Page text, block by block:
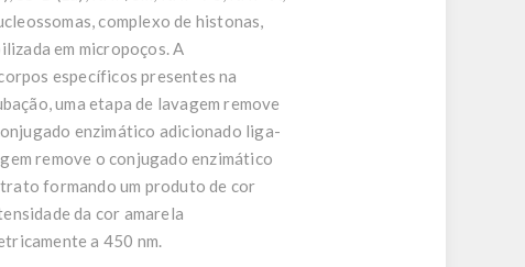
complexo de histonas,
em micropoços. A
específicos presentes na
uma etapa de lavagem remove
enzimático adicionado liga-
remove o conjugado enzimático
formando um produto de cor
da cor amarela
a 450 nm.